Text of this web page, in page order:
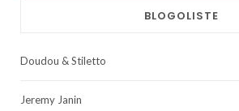
BLOGOLISTE
Doudou & Stiletto
Jeremy Janin